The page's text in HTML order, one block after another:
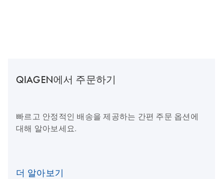
QIAGEN에서 주문하기
빠르고 안정적인 배송을 제공하는 간편 주문 옵션에
대해 알아보세요.
더 알아보기